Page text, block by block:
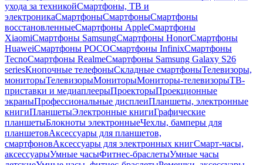
ухода за техникойСмартфоны, ТВ и
электроникаСмартфоныСмартфоныСмартфоны
восстановленныеСмартфоны AppleСмартфоны
XiaomiСмартфоны SamsungСмартфоны HonorСмартфоны
HuaweiСмартфоны POCOСмартфоны InfinixСмартфоны
TecnoСмартфоны RealmeСмартфоны Samsung Galaxy S26
seriesКнопочные телефоныСкладные смартфоныТелевизоры,
мониторыТелевизорыМониторыМониторы-телевизорыТВ-
приставки и медиаплеерыПроекторыПроекционные
экраныПрофессиональные дисплеиПланшеты, электронные
книгиПланшетыЭлектронные книгиГрафические
планшетыБлокноты электронныеЧехлы, бамперы для
планшетовАксессуары для планшетов,
смартфоновАксессуары для электронных книгСмарт-часы,
аксессуарыУмные часыФитнес-браслетыУмные часы